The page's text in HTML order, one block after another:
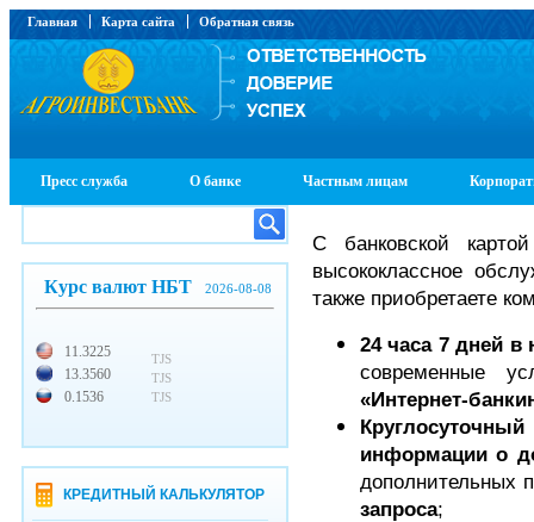
Главная Карта сайта Обратная связь
Пресс служба О банке Частным лицам
Курс валют НБТ 2026-08-08
11.3225
13.3560
0.1536
TJS
TJS
TJS
КРЕДИТНЫЙ КАЛЬКУЛЯТОР
С банковской
высококлассное
также приобретаете
24 часа 7 дней в
современные
«Интернет-
информации о
дополнительных
запроса;